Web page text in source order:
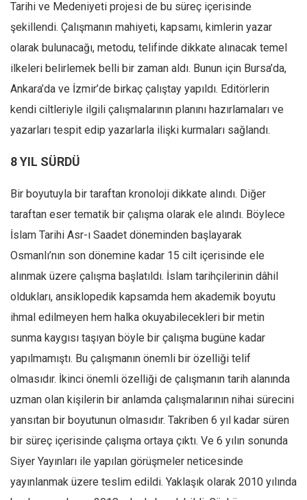
» Yazar arşivi
Bu Sayı
Tüm Sayılar
Kategoriler
Karisi kitap sualleri
7 soruda bu hafta
Ekonomi
Spor
Manzara
Sağlık
Gıda-Beslenme
Hayat
Türkiye
Siyaset
Avrupa
Asya
Afrika
İslam Dünyası
Tarihi ve Medeniyeti projesi de bu süreç içerisinde
şekillendi. Çalışmanın mahiyeti, kapsamı, kimlerin yazar
olarak bulunacağı, metodu, telifinde dikkate alınacak temel
ilkeleri belirlemek belli bir zaman aldı. Bunun için Bursa’da,
Ankara’da ve İzmir’de birkaç çalıştay yapıldı. Editörlerin
kendi ciltleriyle ilgili çalışmalarının planını hazırlamaları ve
yazarları tespit edip yazarlarla ilişki kurmaları sağlandı.
8 YIL SÜRDÜ
Bir boyutuyla bir taraftan kronoloji dikkate alındı. Diğer
taraftan eser tematik bir çalışma olarak ele alındı. Böylece
İslam Tarihi Asr-ı Saadet döneminden başlayarak
Osmanlı’nın son dönemine kadar 15 cilt içerisinde ele
alınmak üzere çalışma başlatıldı. İslam tarihçilerinin dâhil
oldukları, ansiklopedik kapsamda hem akademik boyutu
ihmal edilmeyen hem halka okuyabilecekleri bir metin
sunma kaygısı taşıyan böyle bir çalışma bugüne kadar
yapılmamıştı. Bu çalışmanın önemli bir özelliği telif
olmasıdır. İkinci önemli özelliği de çalışmanın tarih alanında
uzman olan kişilerin bir anlamda çalışmalarının nihai sürecini
yansıtan bir boyutunun olmasıdır. Takriben 6 yıl kadar süren
bir süreç içerisinde çalışma ortaya çıktı. Ve 6 yılın sonunda
Siyer Yayınları ile yapılan görüşmeler neticesinde
yayınlanmak üzere teslim edildi. Yaklaşık olarak 2010 yılında